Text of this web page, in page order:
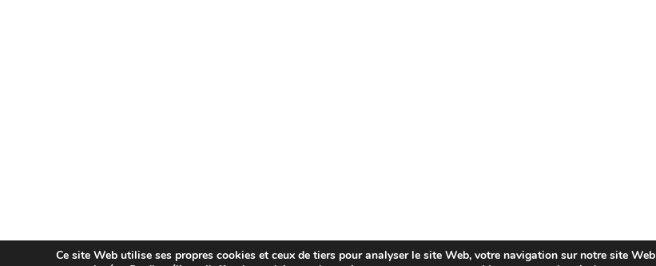
Ce site Web utilise ses propres cookies et ceux de tiers pour analyser le site Web, votre navigation sur notre site Web